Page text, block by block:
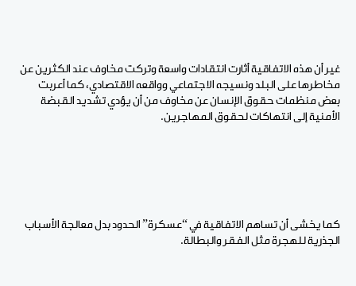
غير أن هذه الاتفاقية أثارت انتقادات واسعة وتركت مخاوف عند الكثرين عن
مخاطرها على البلد ونسيجه الاجتماعي وواقعه الاقتصادي، كما أعربت
بعض منظمات حقوق الإنسان عن مخاوف من أن يؤدي تشديد القبضة
الأمنية إلى انتهاكات لحقوق المهاجرين.
كما يخشى أن تساهم الاتفاقية في “عسكرة” الحدود بدل معالجة الأسباب
الجذرية للهجرة مثل الفقر والبطالة.